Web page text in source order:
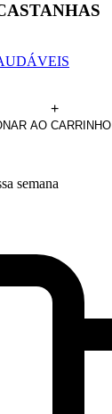
+
AO CARRINHO
semana